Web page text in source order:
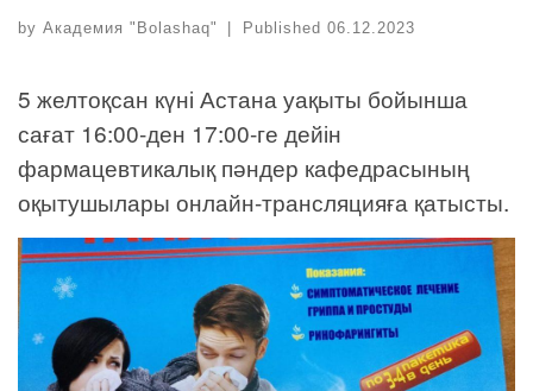
by Академия "Bolashaq" | Published 06.12.2023
5 желтоқсан күні Астана уақыты бойынша
сағат 16:00-ден 17:00-ге дейін
фармацевтикалық пәндер кафедрасының
оқытушылары онлайн-трансляцияға қатысты.